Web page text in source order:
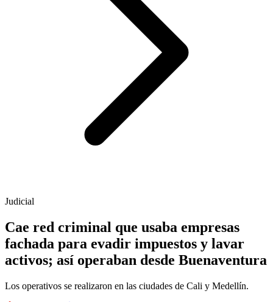
Judicial
Cae red criminal que usaba empresas
fachada para evadir impuestos y lavar
activos; así operaban desde Buenaventura
Los operativos se realizaron en las ciudades de Cali y Medellín.